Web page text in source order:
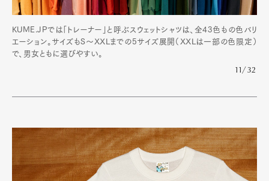
KUME.JPでは「トレーナー」と呼ぶスウェットシャツは、全43色もの色バリ
エーション。サイズもS〜XXLまでの5サイズ展開（XXLは一部の色限定）
で、男女ともに選びやすい。
11/32